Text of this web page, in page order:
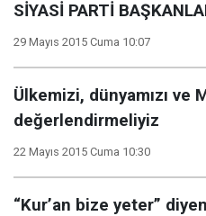
SİYASİ PARTİ
29 Mayıs 2015 Cuma 10:07
Ülkemizi, dünyamızı ve
değerlendirmeliyiz
22 Mayıs 2015 Cuma 10:30
“Kur’an bize yeter”